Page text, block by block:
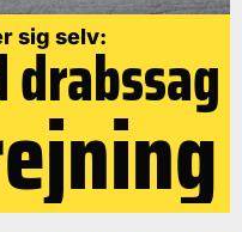
sig selv: